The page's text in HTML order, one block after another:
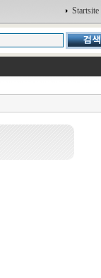
Startsite